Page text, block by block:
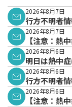
2026年8月7日
行方不明者
2026年8月7日
【注意：熱
表されていま
2026年8月6日
明日は熱中
2026年8月6日
行方不明者
2026年8月6日
【注意：熱